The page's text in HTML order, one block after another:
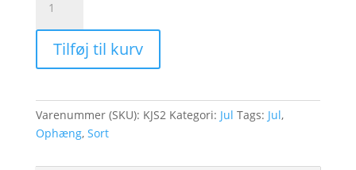
juletræ
-
sort,
2
antal
Tilføj til kurv
Varenummer (SKU): KJS2 Kategori: Jul Tags: Jul,
Ophæng, Sort